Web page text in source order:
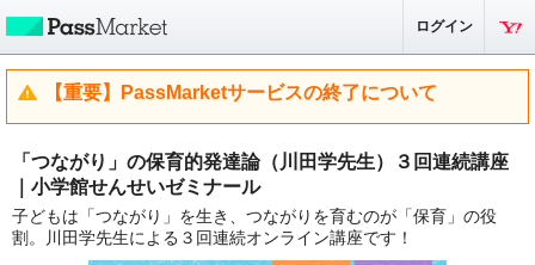
ログイン
【重要】PassMarketサービスの終了について
「つながり」の保育的発達論（川田学先生）３回連続講座
｜小学館せんせいゼミナール
子どもは「つながり」を生き、つながりを育むのが「保育」の役
割。川田学先生による３回連続オンライン講座です！